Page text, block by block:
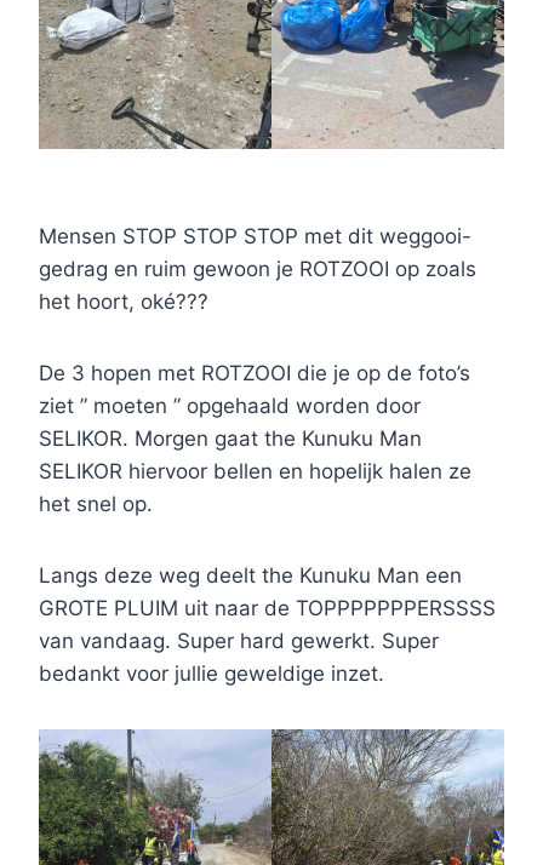
Mensen STOP STOP STOP met dit weggooi-
gedrag en ruim gewoon je ROTZOOI op zoals
het hoort, oké???
De 3 hopen met ROTZOOI die je op de foto’s
ziet ” moeten ” opgehaald worden door
SELIKOR. Morgen gaat the Kunuku Man
SELIKOR hiervoor bellen en hopelijk halen ze
het snel op.
Langs deze weg deelt the Kunuku Man een
GROTE PLUIM uit naar de TOPPPPPPPERSSSS
van vandaag. Super hard gewerkt. Super
bedankt voor jullie geweldige inzet.